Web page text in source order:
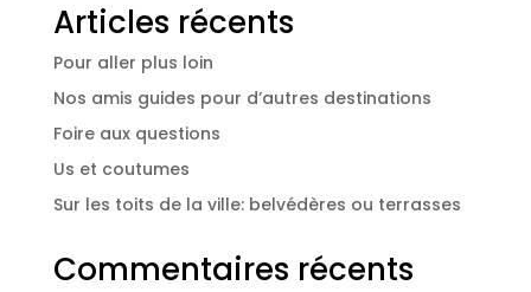
Articles récents
Pour aller plus loin
Nos amis guides pour d’autres destinations
Foire aux questions
Us et coutumes
Sur les toits de la ville: belvédères ou terrasses
Commentaires récents